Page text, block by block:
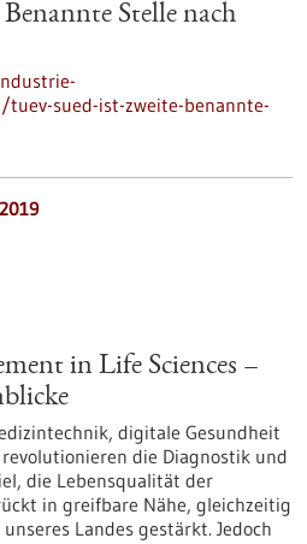
Stelle nach
sued-ist-zweite-benannte-
in Life Sciences –
digitale Gesundheit
die Diagnostik und
die Lebensqualität der
in greifbare Nähe, gleichzeitig
Landes gestärkt. Jedoch